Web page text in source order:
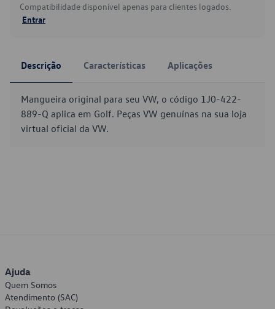
Compatibilidade disponível apenas para clientes logados.
Entrar
Descrição Características Aplicações
Mangueira original para seu VW, o código 1J0-422-
889-Q aplica em Golf. Peças VW genuínas na sua loja
virtual oficial da VW.
Ajuda
Quem Somos
Atendimento (SAC)